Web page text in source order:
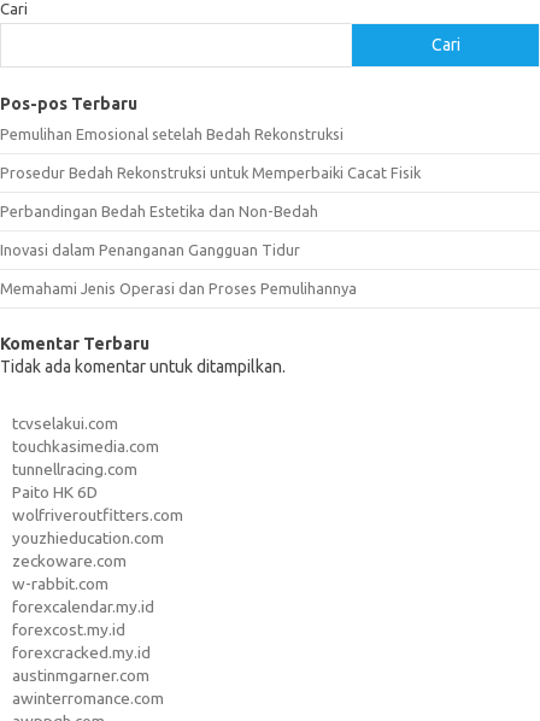
Cari
Cari
Pos-pos Terbaru
Pemulihan Emosional setelah Bedah Rekonstruksi
Prosedur Bedah Rekonstruksi untuk Memperbaiki Cacat Fisik
Perbandingan Bedah Estetika dan Non-Bedah
Inovasi dalam Penanganan Gangguan Tidur
Memahami Jenis Operasi dan Proses Pemulihannya
Komentar Terbaru
Tidak ada komentar untuk ditampilkan.
tcvselakui.com
touchkasimedia.com
tunnellracing.com
Paito HK 6D
wolfriveroutfitters.com
youzhieducation.com
zeckoware.com
w-rabbit.com
forexcalendar.my.id
forexcost.my.id
forexcracked.my.id
austinmgarner.com
awinterromance.com